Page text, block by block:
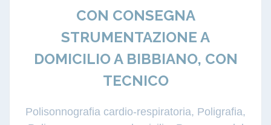
CON CONSEGNA
STRUMENTAZIONE A
DOMICILIO A BIBBIANO, CON
TECNICO
Polisonnografia cardio-respiratoria, Poligrafia,